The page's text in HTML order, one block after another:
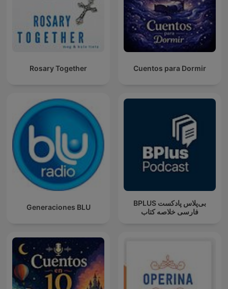
Rosary Together Cuentos para Dormir
Generaciones BLU
‌BPLUS بی‌پلاس پادکست
فارسی خلاصه کتاب